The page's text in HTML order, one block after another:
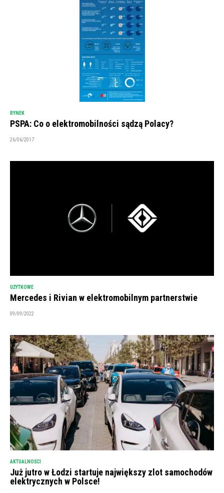
RYNEK
PSPA: Co o elektromobilności sądzą Polacy?
26/06/2017
UŻYTKOWE
Mercedes i Rivian w elektromobilnym partnerstwie
09/09/2022
AKTUALNOŚCI
Już jutro w Łodzi startuje największy zlot samochodów
elektrycznych w Polsce!